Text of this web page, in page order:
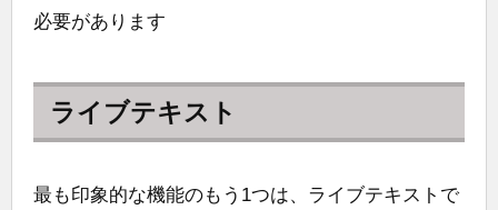
必要があります
ライブテキスト
最も印象的な機能のもう1つは、ライブテキストで